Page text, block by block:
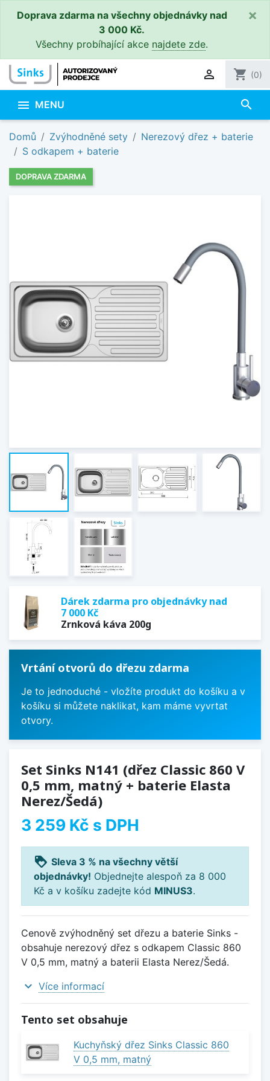
Doprava zdarma na všechny objednávky nad
3 000 Kč.
Všechny probíhající akce najdete zde.
×
 shopping_cart (0)
 MENU search
Domů Zvýhodněné sety
Nerezový dřez + baterie
S odkapem + baterie
DOPRAVA ZDARMA
Dárek zdarma pro objednávky nad
7 000 Kč
Zrnková káva 200g
Vrtání otvorů do dřezu zdarma
Je to jednoduché - vložíte produkt do košíku a v
košíku si můžete naklikat, kam máme vyvrtat
otvory.
Set Sinks N141 (dřez Classic 860 V
0,5 mm, matný + baterie Elasta
Nerez/Šedá)
3 259 Kč s DPH
loyalty Sleva 3 % na všechny větší
objednávky! Objednejte alespoň za 8 000
Kč a v košíku zadejte kód MINUS3.
Cenově zvýhodněný set dřezu a baterie Sinks -
obsahuje nerezový dřez s odkapem Classic 860
V 0,5 mm, matný a baterii Elasta Nerez/Šedá.
expand_more Více informací
Tento set obsahuje
Kuchyňský dřez Sinks Classic 860
V 0,5 mm, matný